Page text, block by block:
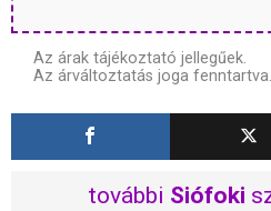
Az árak tájékoztató jellegűek.
Az árváltoztatás joga fenntartva.
további Siófoki